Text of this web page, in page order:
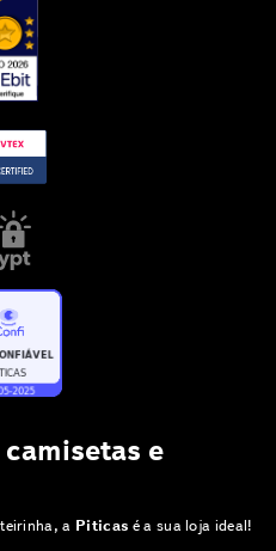
e
a Piticas é a sua loja ideal!